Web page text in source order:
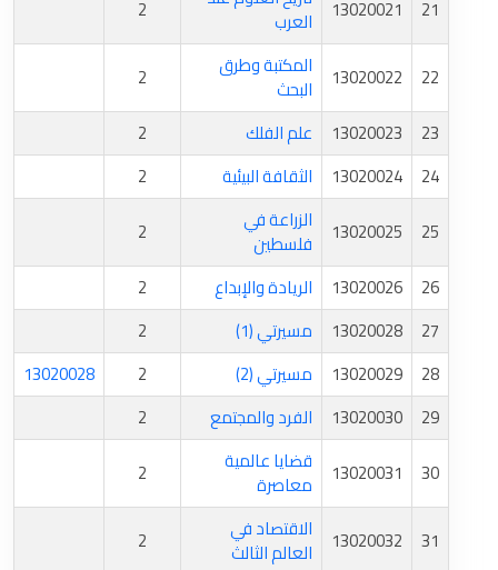
21
13020021 العرب 2
22
13020022 المكتبة وطرق
البحث
2
23
13020023 علم الفلك
2
24
13020024 الثقافة البيئية
2
25
13020025 الزراعة في
فلسطين
2
26
13020026 الريادة والإبداع
2
27
13020028 مسيرتي (1)
2
28
13020029 مسيرتي (2) 2
13020028
29
13020030 الفرد والمجتمع
2
30
13020031 قضايا عالمية
معاصرة 2
31
13020032 الاقتصاد في
العالم الثالث 2